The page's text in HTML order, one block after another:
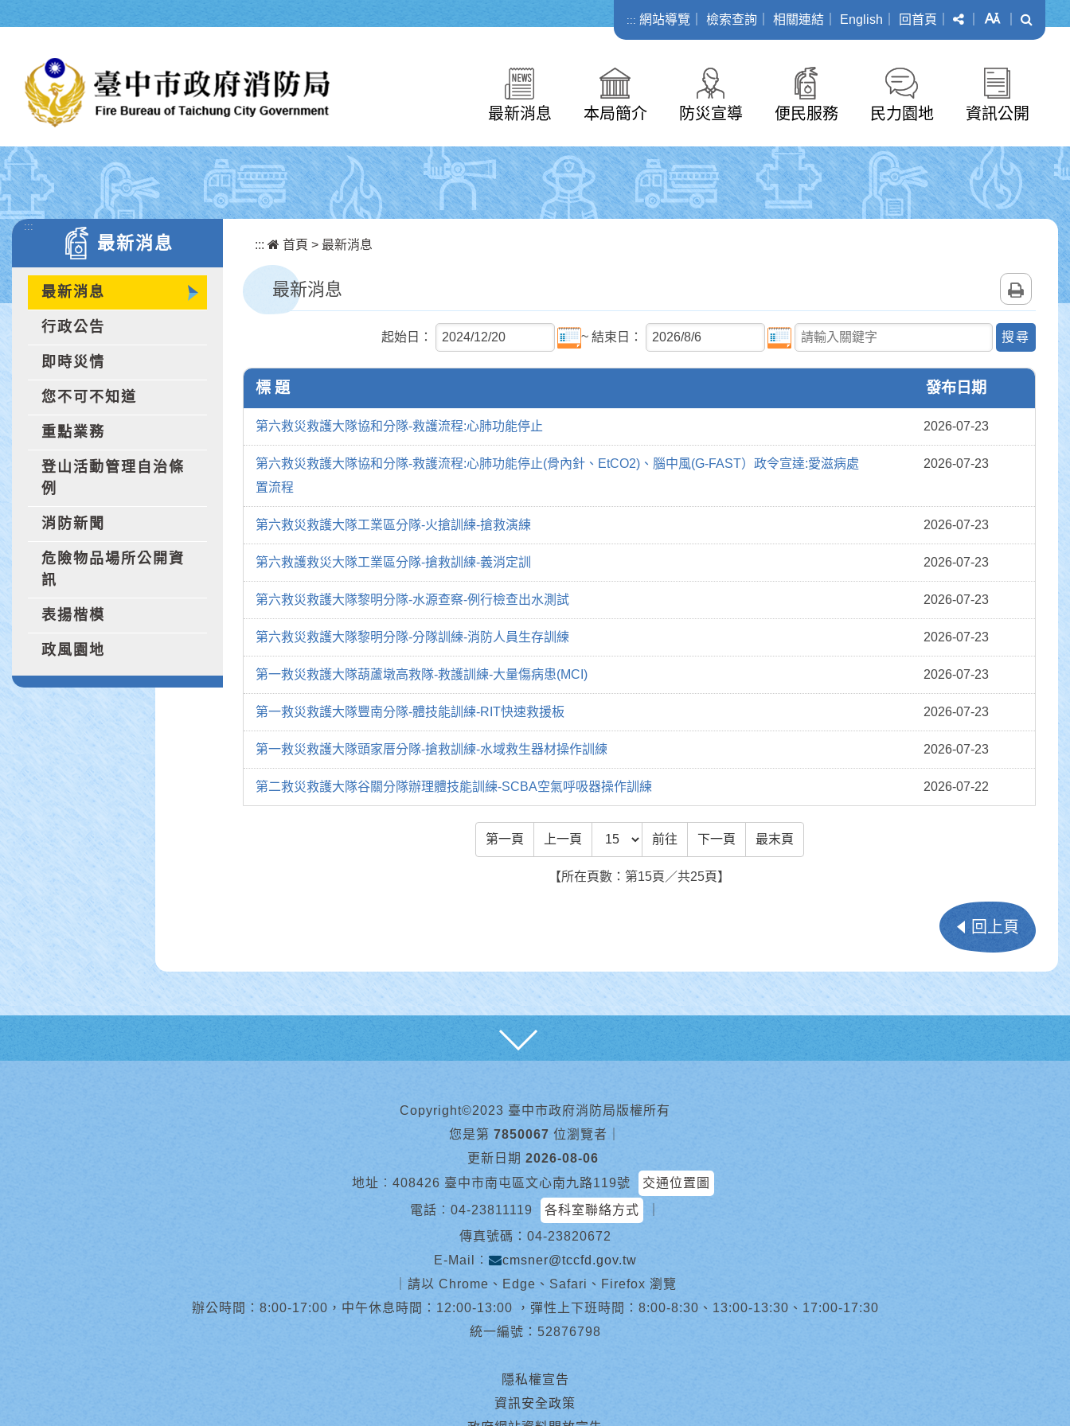
::: 網站導覽 檢索查詢 相關連結 English 回首頁 分享 字級
最新消息 本局簡介 防災宣導 便民服務 民力園地 資訊公開
:::
最新消息
最新消息
行政公告
即時災情
您不可不知道
重點業務
登山活動管理自治條
例
消防新聞
危險物品場所公開資
訊
表揚楷模
政風園地
::: 首頁 > 最新消息
最新消息
起始日： ~ 結束日： 關鍵字查詢
標 題 發布日期
第六救災救護大隊協和分隊-救護流程:心肺功能停止 2026-07-23
第六救災救護大隊協和分隊-救護流程:心肺功能停止(骨內針、EtCO2)、腦中風(G-FAST）政令宣達:愛滋病處
置流程
2026-07-23
第六救災救護大隊工業區分隊-火搶訓練-搶救演練 2026-07-23
第六救護救災大隊工業區分隊-搶救訓練-義消定訓 2026-07-23
第六救災救護大隊黎明分隊-水源查察-例行檢查出水測試 2026-07-23
第六救災救護大隊黎明分隊-分隊訓練-消防人員生存訓練 2026-07-23
第一救災救護大隊葫蘆墩高救隊-救護訓練-大量傷病患(MCI) 2026-07-23
第一救災救護大隊豐南分隊-體技能訓練-RIT快速救援板 2026-07-23
第一救災救護大隊頭家厝分隊-搶救訓練-水域救生器材操作訓練 2026-07-23
第二救災救護大隊谷關分隊辦理體技能訓練-SCBA空氣呼吸器操作訓練 2026-07-22
第一頁 上一頁 前往頁數 前往 下一頁 最末頁
【所在頁數：第15頁／共25頁】
回上頁
Copyright©2023 臺中市政府消防局版權所有
您是第 7850067 位瀏覽者
更新日期 2026-08-06
地址︰408426 臺中市南屯區文心南九路119號
交通位置圖
電話︰ 04-23811119 各科室聯絡方式
傳真號碼：04-23820672
E-Mail︰
cmsner@tccfd.gov.tw
請以 Chrome、Edge、Safari、Firefox 瀏覽
辦公時間：8:00-17:00，中午休息時間：12:00-13:00 ，彈性上下班時間：8:00-8:30、13:00-13:30、17:00-17:30
統一編號：52876798
隱私權宣告
資訊安全政策